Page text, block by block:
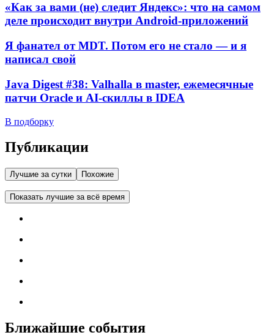
«Как за вами (не) следит Яндекс»: что на самом
деле происходит внутри Android-приложений
Я фанател от MDT. Потом его не стало — и я
написал свой
Java Digest #38: Valhalla в master, ежемесячные
патчи Oracle и AI-скиллы в IDEA
В подборку
Публикации
Лучшие за сутки Похожие
Показать лучшие за всё время
Ближайшие события